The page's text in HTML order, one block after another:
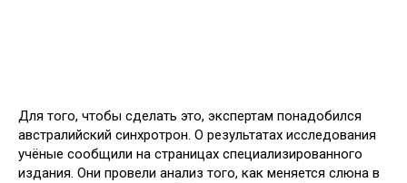
Для того, чтобы сделать это, экспертам понадобился
австралийский синхротрон. О результатах исследования
учёные сообщили на страницах специализированного
издания. Они провели анализ того, как меняется слюна в